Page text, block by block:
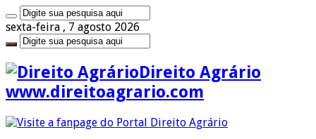
sexta-feira , 7 agosto 2026
Direito Agrário
www.direitoagrario.com